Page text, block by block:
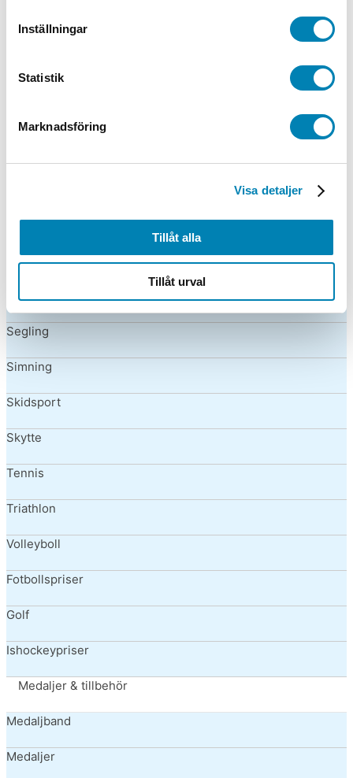
Inställningar
Statistik
Marknadsföring
Visa detaljer
Tillåt alla
Tillåt urval
Häst
Kampsport
Löpning
Motorsport
Segling
Simning
Skidsport
Skytte
Tennis
Triathlon
Volleyboll
Fotbollspriser
Golf
Ishockeypriser
Medaljer & tillbehör
Medaljband
Medaljer